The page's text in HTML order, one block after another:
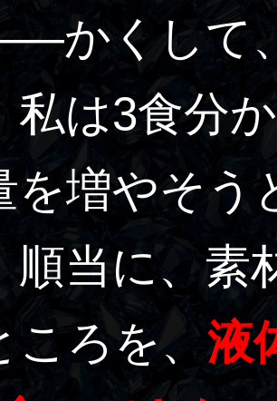
くして
私は3食分
を増やそう
順当に、素
ころを、 液